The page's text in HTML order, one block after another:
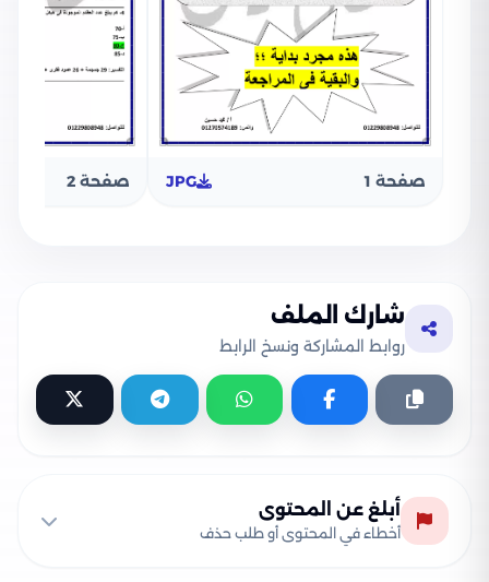
صفحة 1 JPG صفحة 2
شارك الملف
روابط المشاركة ونسخ الرابط
أبلغ عن المحتوى
أخطاء في المحتوى أو طلب حذف